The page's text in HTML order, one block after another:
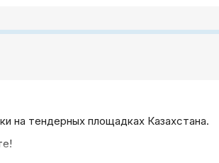
на тендерных площадках Казахстана.